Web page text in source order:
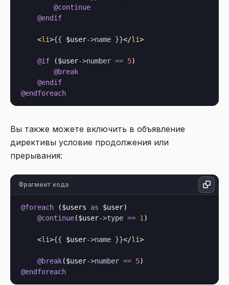
@continue
@endif
<li>{{ $user->name }}</li>
@if ($user->number == 5)
@break
@endif
@endforeach
Вы также можете включить в объявление
директивы условие продолжения или
прерывания:
Фрагмент кода
@foreach ($users as $user)
@continue($user->type == 1)
<li>{{ $user->name }}</li>
@break($user->number == 5
@endforeach